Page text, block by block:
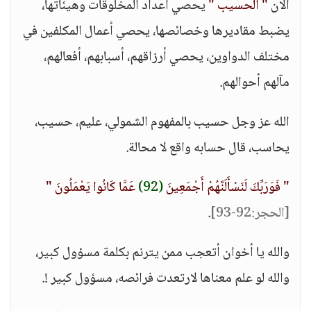
الآن" الحسيب "يحصي أعداد المخلوقات وهيئاتها،
يضبط مقاديرها وخصائصها، يحصي أعمال المكلفين في
مختلف الدواوين، يحصي أرزاقهم، أسبابهم، أفعالهم،
مآلهم أحوالهم.
الله عز وجل حسيب بالمفهوم الشمولي، عليم، حسيب،
يحاسب، قال حسابه واقع لا محالة.
" فَوَرَبِّكَ لَنَسْأَلَنَّهُمْ أَجْمَعِينَ(92)
عَمَّا كَانُوا يَعْمَلُونَ "
[الحجر:92-93]
.
والله يا أخوان أتعجب ممن يترنم بكلمة مسؤول كبير،
والله لو علم معناها لارتعدت فرائصه، مسؤول كبير !.